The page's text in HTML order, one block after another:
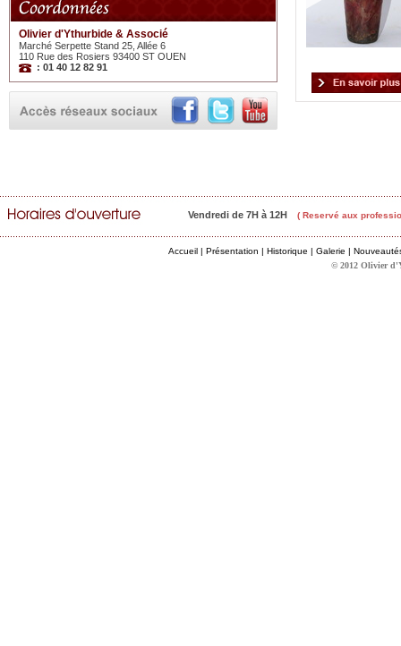
Olivier d'Ythurbide & Associé
Marché Serpette Stand 25, Allée 6
110 Rue des Rosiers 93400 ST OUEN
: 01 40 12 82 91
Vendredi de 7H à 12H ( Reservé aux
Accueil | Présentation | Historique | Galerie |
© 2012 Olivier